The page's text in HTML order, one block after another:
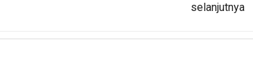
selanjutnya